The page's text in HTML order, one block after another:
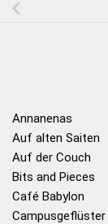
Annanenas
Auf alten Saiten
Auf der Couch
Bits and Pieces
Café Babylon
Campusgeflüster